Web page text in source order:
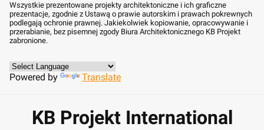
Wszystkie prezentowane projekty architektoniczne i ich graficzne
prezentacje, zgodnie z Ustawą o prawie autorskim i prawach pokrewnych
podlegają ochronie prawnej. Jakiekolwiek kopiowanie, opracowywanie i
przerabianie, bez pisemnej zgody Biura Architektonicznego KB Projekt
zabronione.
Powered by Translate
KB Projekt International